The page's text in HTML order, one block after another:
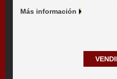
Más información